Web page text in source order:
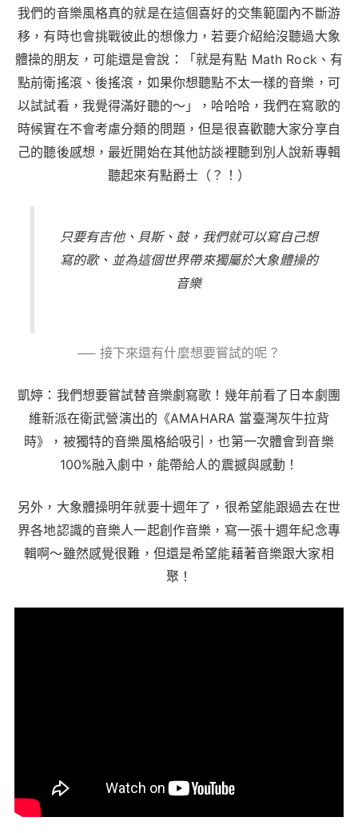
我們的音樂風格真的就是在這個喜好的交集範圍內不斷游
移，有時也會挑戰彼此的想像力，若要介紹給沒聽過大象
體操的朋友，可能還是會說：「就是有點 Math Rock、有
點前衛搖滾、後搖滾，如果你想聽點不太一樣的音樂，可
以試試看，我覺得滿好聽的～」，哈哈哈，我們在寫歌的
時候實在不會考慮分類的問題，但是很喜歡聽大家分享自
己的聽後感想，最近開始在其他訪談裡聽到別人說新專輯
聽起來有點爵士（？！）
只要有吉他、貝斯、鼓，我們就可以寫自己想
寫的歌、並為這個世界帶來獨屬於大象體操的
音樂
── 接下來還有什麼想要嘗試的呢？
凱婷：我們想要嘗試替音樂劇寫歌！幾年前看了日本劇團
維新派在衛武營演出的《AMAHARA 當臺灣灰牛拉背
時》，被獨特的音樂風格給吸引，也第一次體會到音樂
100%融入劇中，能帶給人的震撼與感動！
另外，大象體操明年就要十週年了，很希望能跟過去在世
界各地認識的音樂人一起創作音樂，寫一張十週年紀念專
輯啊～雖然感覺很難，但還是希望能藉著音樂跟大家相
聚！